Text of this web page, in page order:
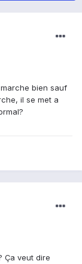
bien sauf
il se met a
Ça veut dire